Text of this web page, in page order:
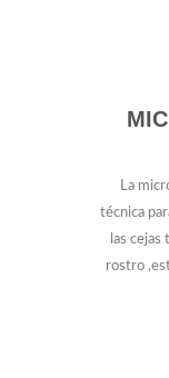
La
técnica
las cejas
rostro